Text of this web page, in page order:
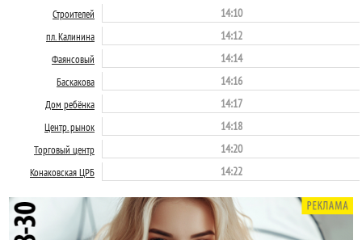
Строителей 14:10
пл. Калинина 14:12
Фаянсовый 14:14
Баскакова 14:16
Дом ребёнка 14:17
Центр. рынок 14:18
Торговый центр 14:20
Конаковская ЦРБ 14:22